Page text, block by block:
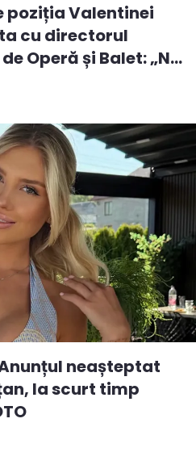
poziția Valentinei
cu directorul
Operă și Balet: „N...
neașteptat
la scurt timp